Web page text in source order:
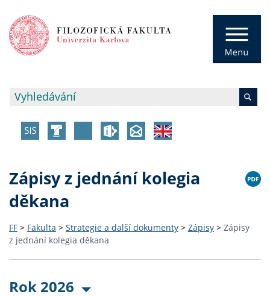
Zápisy z jednání kolegia
děkana
FF > Fakulta > Strategie a další dokumenty > Zápisy > Zápisy
z jednání kolegia děkana
Rok 2026